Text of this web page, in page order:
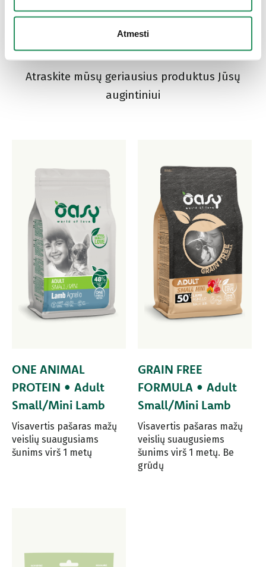
Atmesti
Kuris yra jų
mėgstamiausias?
Atraskite mūsų geriausius produktus Jūsų
augintiniui
ONE ANIMAL
PROTEIN • Adult
Small/Mini Lamb
Visavertis pašaras mažų
veislių suaugusiams
šunims virš 1 metų
GRAIN FREE
FORMULA • Adult
Small/Mini Lamb
Visavertis pašaras mažų
veislių suaugusiems
šunims virš 1 metų. Be
grūdų